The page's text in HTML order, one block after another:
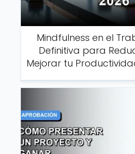
Mindfulness en el
Definitiva para
Mejorar tu